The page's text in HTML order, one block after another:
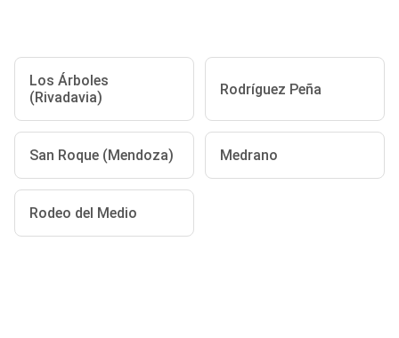
Los Árboles
(Rivadavia)
Rodríguez Peña
San Roque (Mendoza) Medrano
Rodeo del Medio